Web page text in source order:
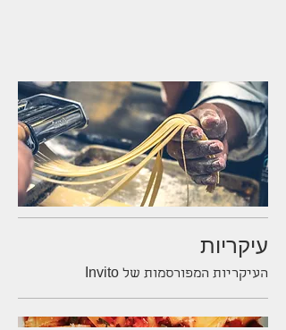
עיקריות
העיקריות המפורסמות של Invito